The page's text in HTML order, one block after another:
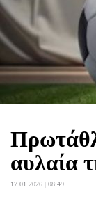
Αναδρομές
Πρόσωπα
Περιβάλλον
Good Life
Showbiz
Ταξίδια
Συνταγές
Έξοδος
αυλαία
17.01.2026 | 08:49